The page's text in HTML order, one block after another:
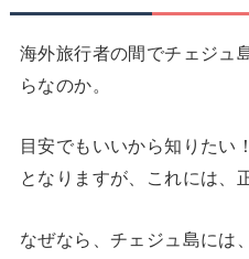
海外旅行者の間でチェジュ
らなのか。
目安でもいいから知りたい
となりますが、これには、
なぜなら、チェジュ島には